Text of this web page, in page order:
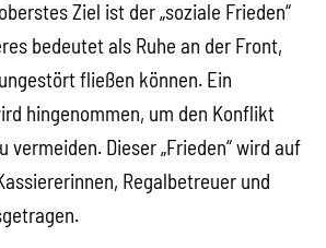
Ziel ist der „soziale Frieden“
bedeutet als Ruhe an der Front,
fließen können. Ein
hingenommen, um den Konflikt
vermeiden. Dieser „Frieden“ wird auf
Regalbetreuer und